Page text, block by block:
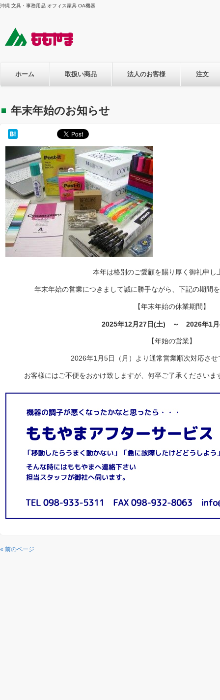
沖縄 文具・事務用品 オフィス家具 OA機器
ホーム 取扱い商品 法人のお客様 注文
年末年始のお知らせ
本年は格別のご愛顧を賜り厚く御礼申し
年末年始の営業につきまして誠に勝手ながら、下記の期間
【年末年始の休業期間】
2025年12月27日(土) ～ 2026年1月
【年始の営業】
2026年1月5日（月）より通常営業順次対応さ
お客様にはご不便をおかけ致しますが、何卒ご了承ください
« 前のページ